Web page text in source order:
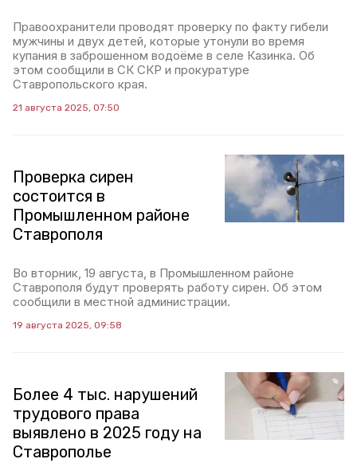
Правоохранители проводят проверку по факту гибели
мужчины и двух детей, которые утонули во время
купания в заброшенном водоёме в селе Казинка. Об
этом сообщили в СК СКР и прокуратуре
Ставропольского края.
21 августа 2025, 07:50
Проверка сирен
состоится в
Промышленном районе
Ставрополя
Во вторник, 19 августа, в Промышленном районе
Ставрополя будут проверять работу сирен. Об этом
сообщили в местной администрации.
19 августа 2025, 09:58
Более 4 тыс. нарушений
трудового права
выявлено в 2025 году на
Ставрополье